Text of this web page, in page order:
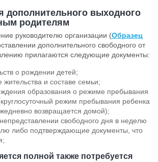
дополнительного выходного
родителям
руководителю организации (Образец
дополнительного свободного от
прилагаются следующие документы:
о рождении детей;
жительства и составе семьи;
образования о режиме пребывания
режим пребывания ребенка
возвращается домой);
свободного дня в неделю
либо подтверждающие документы, что
полной также потребуется